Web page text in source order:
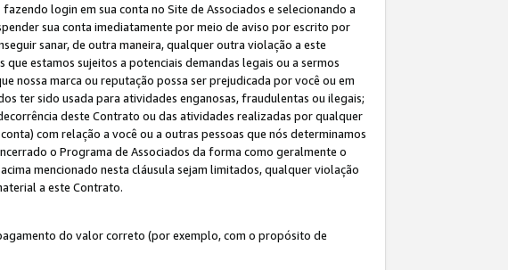
login em sua conta no Site de Associados e selecionando a
sua conta imediatamente por meio de aviso por escrito por
sanar, de outra maneira, qualquer outra violação a este
estamos sujeitos a potenciais demandas legais ou a sermos
nossa marca ou reputação possa ser prejudicada por você ou em
ter sido usada para atividades enganosas, fraudulentas ou ilegais;
deste Contrato ou das atividades realizadas por qualquer
com relação a você ou a outras pessoas que nós determinamos
o Programa de Associados da forma como geralmente o
mencionado nesta cláusula sejam limitados, qualquer violação
a este Contrato.
do valor correto (por exemplo, com o propósito de